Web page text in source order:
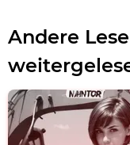
Andere